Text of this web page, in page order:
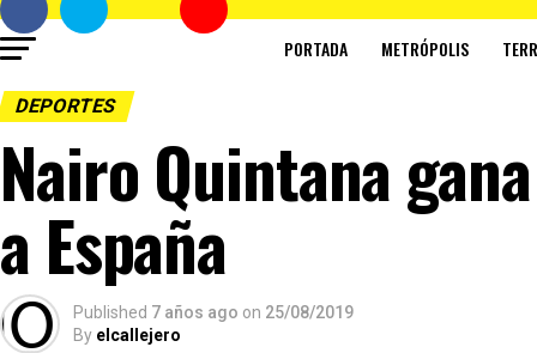
PORTADA METRÓPOLIS
DEPORTES
Nairo Quintana
a España
Published 7 años ago on 25/08/2019
By elcallejero